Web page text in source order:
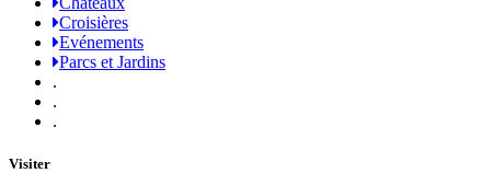
Croisières
Evénements
Parcs et Jardins
.
.
.
Visiter